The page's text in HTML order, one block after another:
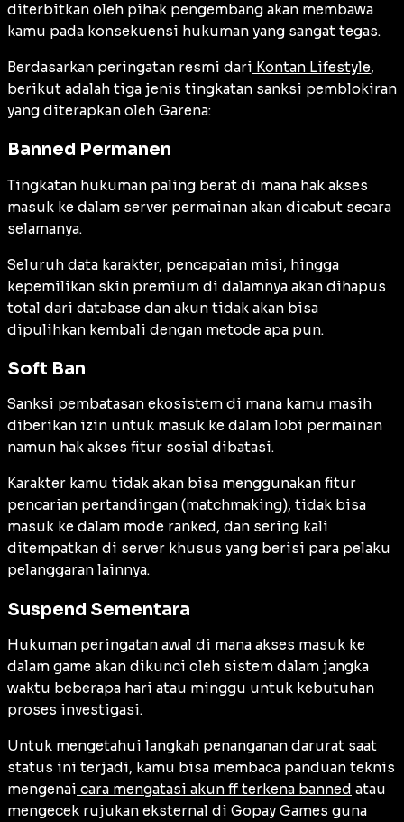
diterbitkan oleh pihak pengembang akan membawa
kamu pada konsekuensi hukuman yang sangat tegas.
Berdasarkan peringatan resmi dari Kontan Lifestyle,
berikut adalah tiga jenis tingkatan sanksi pemblokiran
yang diterapkan oleh Garena:
Banned Permanen
Tingkatan hukuman paling berat di mana hak akses
masuk ke dalam server permainan akan dicabut secara
selamanya.
Seluruh data karakter, pencapaian misi, hingga
kepemilikan skin premium di dalamnya akan dihapus
total dari database dan akun tidak akan bisa
dipulihkan kembali dengan metode apa pun.
Soft Ban
Sanksi pembatasan ekosistem di mana kamu masih
diberikan izin untuk masuk ke dalam lobi permainan
namun hak akses fitur sosial dibatasi.
Karakter kamu tidak akan bisa menggunakan fitur
pencarian pertandingan (matchmaking), tidak bisa
masuk ke dalam mode ranked, dan sering kali
ditempatkan di server khusus yang berisi para pelaku
pelanggaran lainnya.
Suspend Sementara
Hukuman peringatan awal di mana akses masuk ke
dalam game akan dikunci oleh sistem dalam jangka
waktu beberapa hari atau minggu untuk kebutuhan
proses investigasi.
Untuk mengetahui langkah penanganan darurat saat
status ini terjadi, kamu bisa membaca panduan teknis
mengenai cara mengatasi akun ff terkena banned atau
mengecek rujukan eksternal di Gopay Games guna